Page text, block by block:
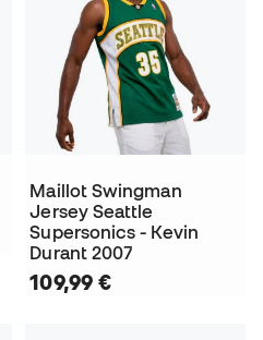
Maillot Swingman
Jersey Seattle
Supersonics - Kevin
Durant 2007
109,99 €